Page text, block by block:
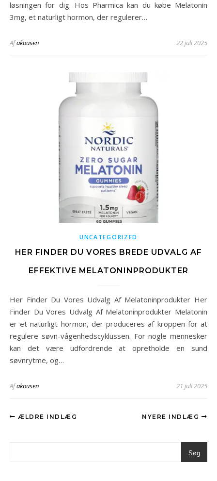
løsningen for dig. Hos Pharmica kan du købe Melatonin
3mg, et naturligt hormon, der regulerer…
Afakousen 22 juli 2025
UNCATEGORIZED
HER FINDER DU VORES BREDE UDVALG AF
EFFEKTIVE MELATONINPRODUKTER
Her Finder Du Vores Udvalg Af Melatoninprodukter Her
Finder Du Vores Udvalg Af Melatoninprodukter Melatonin
er et naturligt hormon, der produceres af kroppen for at
regulere søvn-vågenhedscyklussen. For nogle mennesker
kan det være udfordrende at opretholde en sund
søvnrytme, og…
Afakousen 21 juli 2025
ÆLDRE INDLÆG NYERE INDLÆG
Søg